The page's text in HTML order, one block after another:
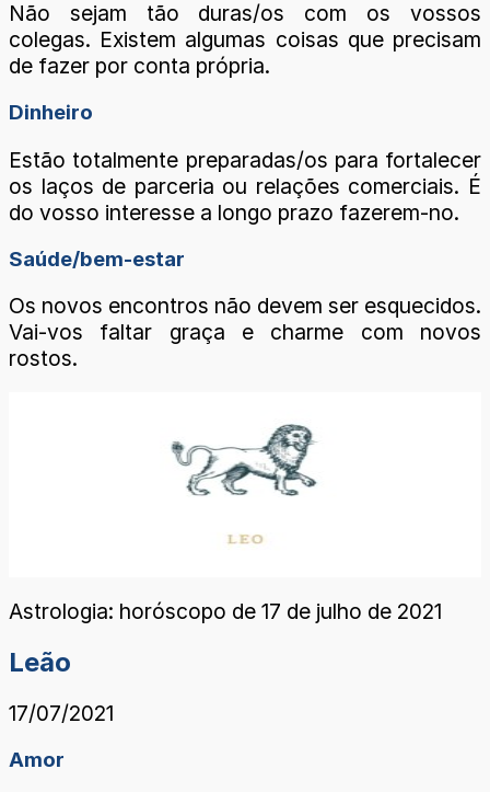
Não sejam tão duras/os com os vossos
colegas. Existem algumas coisas que precisam
de fazer por conta própria.
Dinheiro
Estão totalmente preparadas/os para fortalecer
os laços de parceria ou relações comerciais. É
do vosso interesse a longo prazo fazerem-no.
Saúde/bem-estar
Os novos encontros não devem ser esquecidos.
Vai-vos faltar graça e charme com novos
rostos.
Astrologia: horóscopo de 17 de julho de 2021
Leão
17/07/2021
Amor